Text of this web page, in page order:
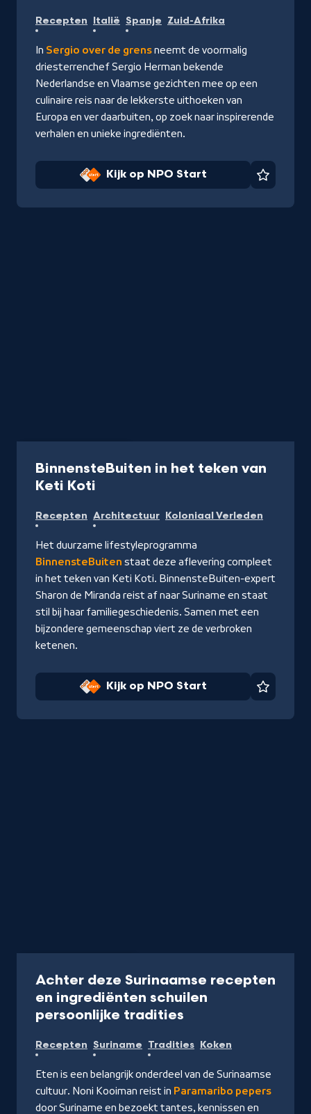
op
NPO
Start
Recepten Italië Spanje Zuid-Afrika
In Sergio over de grensneemt de voormalig
driesterrenchef Sergio Herman bekende
Nederlandse en Vlaamse gezichten mee op een
culinaire reis naar de lekkerste uithoeken van
Europa en ver daarbuiten, op zoek naar inspirerende
verhalen en unieke ingrediënten.
Kijk op NPO Start
BinnensteBuiten in het teken van
Keti Koti
op
NPO
Start
Recepten Architectuur Koloniaal Verleden
Het duurzame lifestyleprogramma
BinnensteBuiten staat deze aflevering compleet
in het teken van Keti Koti. BinnensteBuiten-expert
Sharon de Miranda reist af naar Suriname en staat
stil bij haar familiegeschiedenis. Samen met een
bijzondere gemeenschap viert ze de verbroken
ketenen.
Kijk op NPO Start
Achter deze Surinaamse recepten
en ingrediënten schuilen
persoonlijke tradities
op
NPO
Start
Recepten Suriname Tradities Koken
Eten is een belangrijk onderdeel van de Surinaamse
cultuur. Noni Kooiman reist in Paramaribo pepers
door Suriname en bezoekt tantes, kennissen en